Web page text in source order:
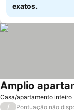
exatos.
Casa/apartamento inteiro
Amplio
/ Pontuação não